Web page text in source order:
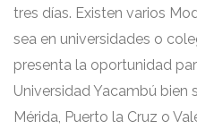
tres días. Existen varios
sea en universidades o
presenta la oportunidad
Universidad Yacambú bien
Mérida, Puerto la Cruz o